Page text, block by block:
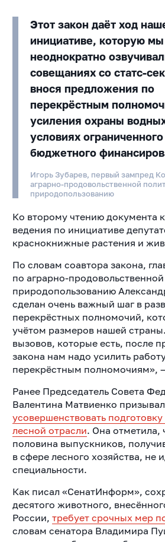
Этот закон даёт ход
инициативе, которую мы
неоднократно
совещаниях со статс-
внося предложения по
перекрёстным
усиления охраны
условиях ограниченного
бюджетного
Игорь Зубарев, первый зампред
аграрно-продовольственной
природопользованию
Ко второму чтению документа
ведения по инициативе
краснокнижные растения и
По словам соавтора закона,
по аграрно-
природопользованию
сделан очень важный шаг в
перекрёстных полномочий,
учётом размеров нашей
вызовов, которые есть, после
закона нам надо усилить
перекрёстным полномочиям»,
Ранее Председатель Совета
Валентина Матвиенко
усовершенствовать
лесной отрасли. Она отметила,
половина выпускников,
в сфере лесного хозяйства, не
специальности.
Как писал «СенатИнформ»,
десятого животного,
России, требует срочных мер
словам сенатора Владимира